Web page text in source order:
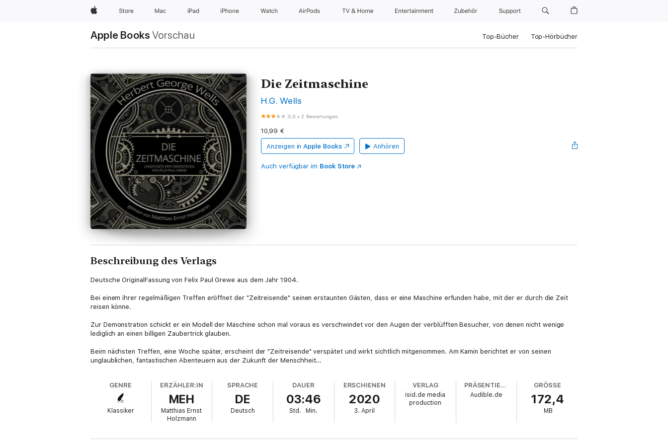
Apple Store Mac iPad iPhone Watch AirPods TV & Home Entertainment Zubehör Support
Apple Books Vorschau Top-Bücher Top-Hörbücher
Die Zeitmaschine
H.G. Wells
3,0 •2 Bewertungen
10,99 €
Anzeigen in Apple Books Anhören
Auch verfügbar im Book Store
Beschreibung des Verlags
Deutsche OriginalFassung von Felix Paul Grewe aus dem Jahr 1904.
Bei einem ihrer regelmäßigen Treffen eröffnet der "Zeitreisende" seinen erstaunten Gästen, dass er eine Maschine erfunden habe, mit der er durch die Zeit
reisen könne.
Zur Demonstration schickt er ein Modell der Maschine schon mal voraus es verschwindet vor den Augen der verblüfften Besucher, von denen nicht wenige
lediglich an einen billigen Zaubertrick glauben.
Beim nächsten Treffen, eine Woche später, erscheint der "Zeitreisende" verspätet und wirkt sichtlich mitgenommen. Am Kamin berichtet er von seinen
unglaublichen, fantastischen Abenteuern aus der Zukunft der Menschheit...
GENRE
Klassiker
ERZÄHLER:IN
MEH
Matthias Ernst
Holzmann
SPRACHE
DE
Deutsch
DAUER
03:46
Std. Min.
ERSCHIENEN
2020
3. April
VERLAG
isid.de media
production
PRÄSENTIERT VON
Audible.de
GRÖSSE
172,4
MB